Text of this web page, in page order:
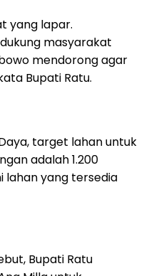
yang lapar.
masyarakat
mendorong agar
Bupati Ratu.
target lahan untuk
adalah 1.200
lahan yang tersedia
Bupati Ratu